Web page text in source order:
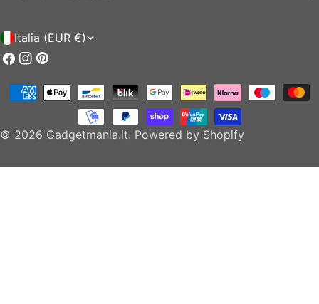
P
a
e
Italia (EUR €)
Facebook
Instagram
Pinterest
© 2026 Gadgetmania.it. Powered by Shopify
Modalità
pagamento